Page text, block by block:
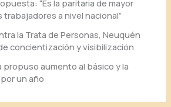
“Es la paritaria de mayor
a nivel nacional”
la Trata de Personas, Neuquén
concientización y visibilización
propuso aumento al básico y la
un año